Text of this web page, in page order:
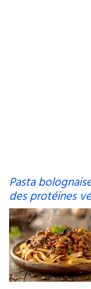
Pasta
des protéines